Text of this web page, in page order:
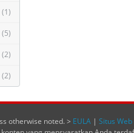
(1)
(5)
(2)
(2)
otherwise noted. > EULA | Situs